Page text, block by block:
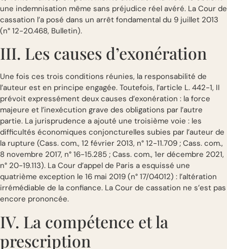
une indemnisation même sans préjudice réel avéré. La Cour de
cassation l’a posé dans un arrêt fondamental du 9 juillet 2013
(n° 12-20.468, Bulletin).
III. Les causes d’exonération
Une fois ces trois conditions réunies, la responsabilité de
l’auteur est en principe engagée. Toutefois, l’article L. 442-1, II
prévoit expressément deux causes d’exonération : la force
majeure et l’inexécution grave des obligations par l’autre
partie. La jurisprudence a ajouté une troisième voie : les
difficultés économiques conjoncturelles subies par l’auteur de
la rupture (Cass. com., 12 février 2013, n° 12-11.709 ; Cass. com.,
8 novembre 2017, n° 16-15.285 ; Cass. com., 1er décembre 2021,
n° 20-19.113). La Cour d’appel de Paris a esquissé une
quatrième exception le 16 mai 2019 (n° 17/04012) : l’altération
irrémédiable de la confiance. La Cour de cassation ne s’est pas
encore prononcée.
IV. La compétence et la
prescription